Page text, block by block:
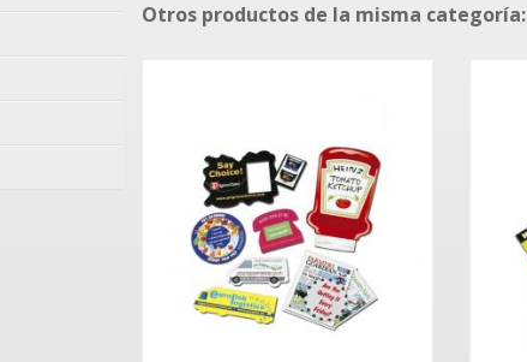
Otros productos de la misma categoría: